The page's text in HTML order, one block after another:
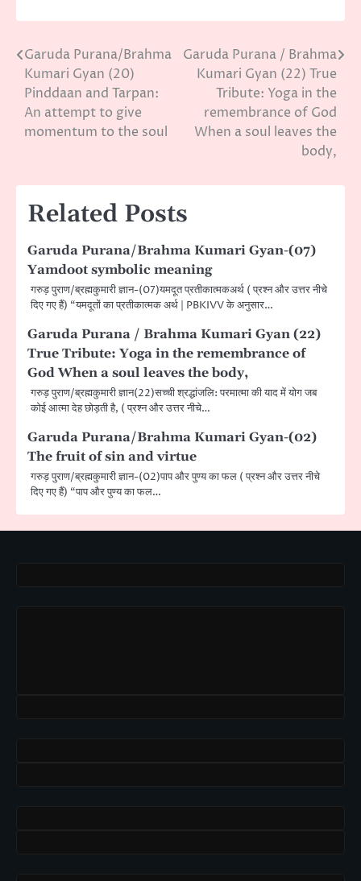
Post
navigation
Garuda Purana/Brahma
Kumari Gyan (20)
Pinddaan and Tarpan:
An attempt to give
momentum to the soul
Garuda Purana / Brahma
Kumari Gyan (22) True
Tribute: Yoga in the
remembrance of God
When a soul leaves the
body,
Related Posts
Garuda Purana/Brahma Kumari Gyan-(07)
Yamdoot symbolic meaning
गरुड़ पुराण/ब्रह्मकुमारी ज्ञान-(07)यमदूत प्रतीकात्मकअर्थ ( प्रश्न और उत्तर नीचे
दिए गए हैं) “यमदूतों का प्रतीकात्मक अर्थ | PBKIVV के अनुसार…
Garuda Purana / Brahma Kumari Gyan (22)
True Tribute: Yoga in the remembrance of
God When a soul leaves the body,
गरुड़ पुराण/ब्रह्मकुमारी ज्ञान(22)सच्ची श्रद्धांजलि: परमात्मा की याद में योग जब
कोई आत्मा देह छोड़ती है, ( प्रश्न और उत्तर नीचे…
Garuda Purana/Brahma Kumari Gyan-(02)
The fruit of sin and virtue
गरुड़ पुराण/ब्रह्मकुमारी ज्ञान-(02)पाप और पुण्य का फल ( प्रश्न और उत्तर नीचे
दिए गए हैं) “पाप और पुण्य का फल…